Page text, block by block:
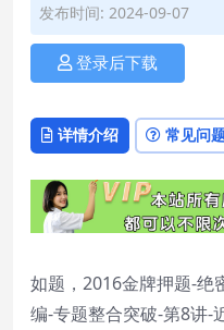
发布时间: 2024-09-07
登录后下载
详情介绍 常见问
如题，2016金牌押题-绝
编-专题整合突破-第8讲-